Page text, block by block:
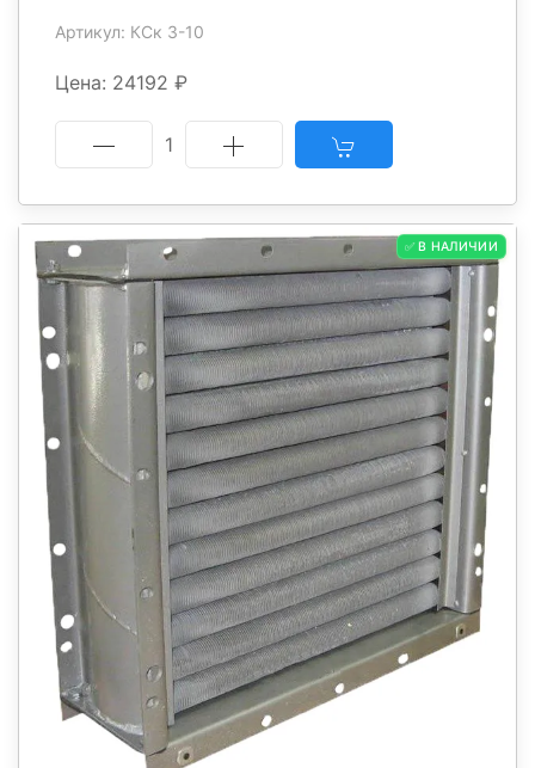
Артикул: КСк 3-10
Цена: 24192 ₽
1
✅ В НАЛИЧИИ